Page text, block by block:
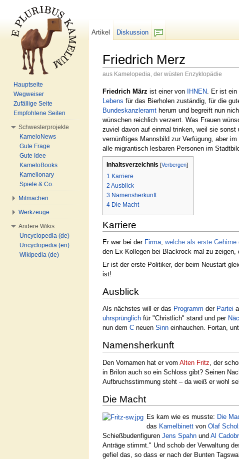
Friedrich Merz
aus Kamelopedia, der wüsten Enzyklopädie
Friedrich März ist einer von IHNEN . Er ist
Lebens für das Bierholen zuständig, für die
Bundeskanzleramt herum und begreift nun
wünschen reichlich verzerrt. Was Frauen
zuviel davon auf einmal trinken, weil sie sonst
vernünftiges Mannsbild zur Verfügung, aber
alle migrantisch lesbaren Personen im
Inhaltsverzeichnis [Verbergen]
1 Karriere
2 Ausblick
3 Namensherkunft
4 Die Macht
Karriere
Er war bei der Firma, welche als erste Gehirne
den Ex-Kollegen bei Blackrock mal zu
Er ist der erste Politiker, der beim Neustart
ist!
Ausblick
Als nächstes will er das Programm der Partei
uhrsprünglich für "Christlich" stand und per
nun dem C neuen Sinn einhauchen. Fortan,
Namensherkunft
Den Vornamen hat er vom Alten Fritz, der
in Brilon auch so ein Schloss gibt? Seinen
Aufbruchsstimmung steht – da weiß er wohl
Die Macht
Es kam wie es musste: Die
das Kamelbinett vonOlaf
Schießbudenfiguren Jens Spahn und Al
Anträge stimmt." Und schob der Verwaltung
gefiel das, so dass er nach der Bunten
Artikel
Diskussion
Hauptseite
Wegweiser
Zufällige Seite
Empfohlene Seiten
Schwesterprojekte
KameloNews
Gute Frage
Gute Idee
KameloBooks
Kamelionary
Spiele & Co.
Mitmachen
Werkzeuge
Andere Wikis
Uncyclopedia (de)
Uncyclopedia (en)
Wikipedia (de)